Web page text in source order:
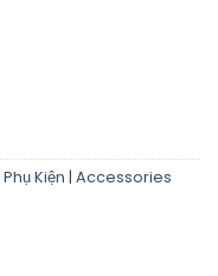
Phụ Kiện | Accessories